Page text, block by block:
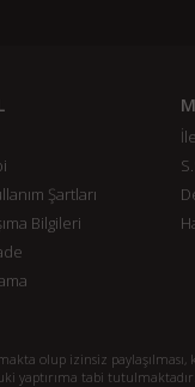
Şartları
Bilgileri
olup izinsiz paylaşılması,
yaptırıma tabi tutulmaktadır.